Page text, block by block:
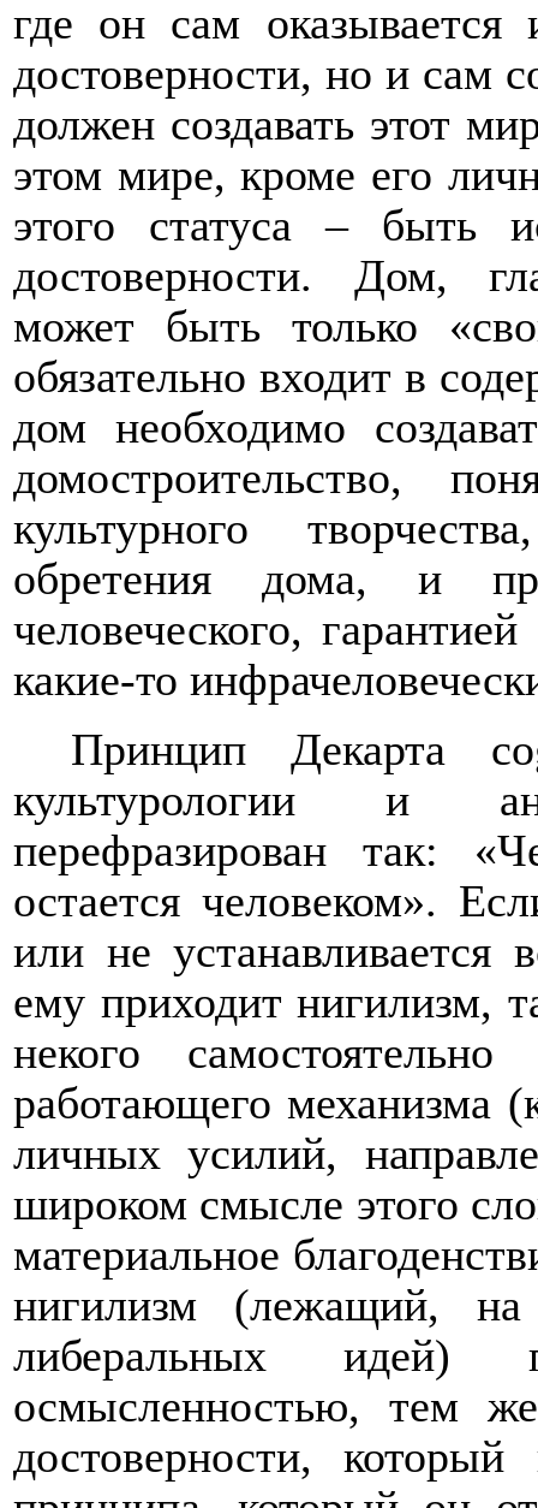
где он сам оказывается
достоверности, но и сам
должен создавать этот
этом мире, кроме его
этого статуса – быть
достоверности. Дом,
может быть только
обязательно входит в
дом необходимо
домостроительство,
культурного
обретения дома, и
человеческого,
какие-то
Принцип Декарта
культурологии и
перефразировантак:
остается человеком».
или не устанавливается
ему приходит нигилизм,
некого самостоятельно
работающего механизма
личных усилий,
широком смысле этого
материальное
нигилизм (лежащий,
либеральных
осмысленностью, тем
достоверности,